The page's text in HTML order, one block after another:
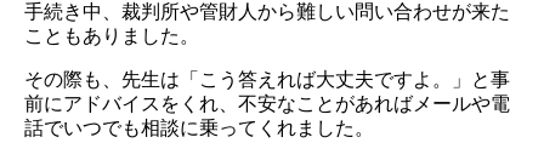
手続き中、裁判所や管財人から難しい問い合わせが来た
こともありました。
その際も、先生は「こう答えれば大丈夫ですよ。」と事
前にアドバイスをくれ、不安なことがあればメールや電
話でいつでも相談に乗ってくれました。